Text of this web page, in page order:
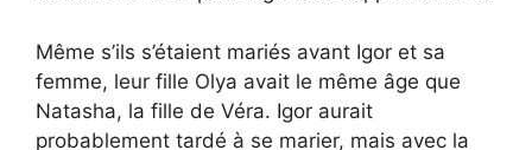
Même s’ils s’étaient mariés avant Igor et sa
femme, leur fille Olya avait le même âge que
Natasha, la fille de Véra. Igor aurait
probablement tardé à se marier, mais avec la